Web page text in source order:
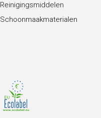
Reinigingsmiddelen
Schoonmaakmaterialen